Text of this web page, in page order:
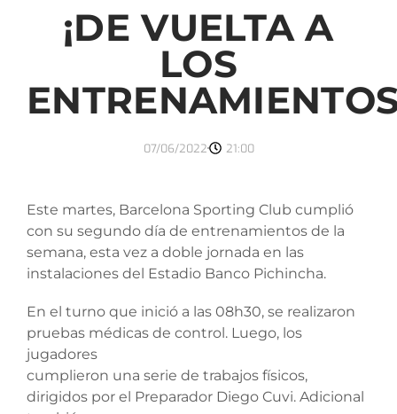
¡DE VUELTA A
LOS
07/06/2022 21:00
Este martes, Barcelona Sporting Club cumplió
con su segundo día de entrenamientos de la
semana, esta vez a doble jornada en las
instalaciones del Estadio Banco Pichincha.
En el turno que inició a las 08h30, se realizaron
pruebas médicas de control. Luego, los
jugadores
cumplieron una serie de trabajos físicos,
dirigidos por el Preparador Diego Cuvi. Adicional